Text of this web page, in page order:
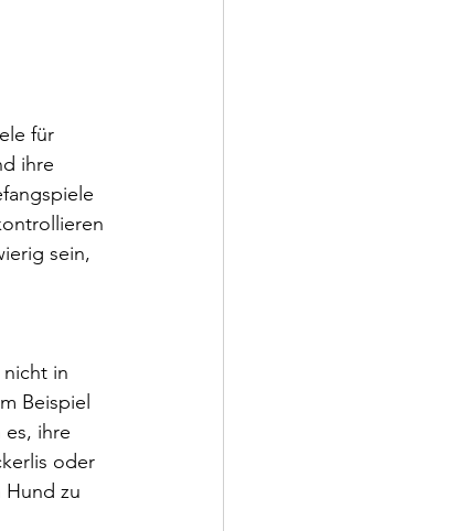
für
ihre
sein,
in
Beispiel
ihre
oder
zu